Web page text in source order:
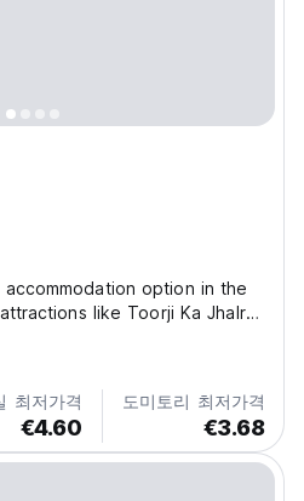
option in the
like Toorji Ka Jhalra,
quite close to this property.
Dorms & private...
최저가격
€4.60
도미토리 최저가격
€3.68